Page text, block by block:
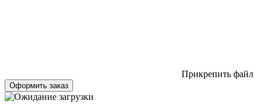
Прикрепить файл
Оформить заказ